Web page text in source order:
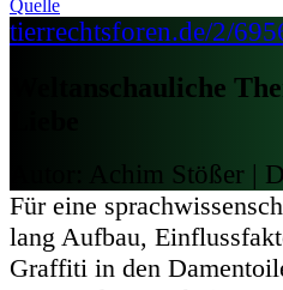
Quelle
tierrechtsforen.de/2/
Weltanschauliche
Autor: Achim Stößer |
Für eine
lang Aufbau,
Graffiti in den